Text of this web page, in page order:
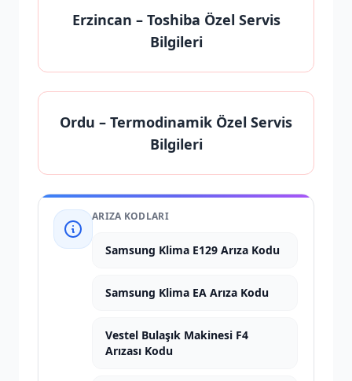
Erzincan – Toshiba Özel Servis
Bilgileri
Ordu – Termodinamik Özel Servis
Bilgileri
ARIZA KODLARI
Samsung Klima E129 Arıza Kodu
Samsung Klima EA Arıza Kodu
Vestel Bulaşık Makinesi F4
Arızası Kodu